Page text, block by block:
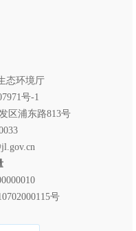
态环境厅
号-1
区浦东路813号
号